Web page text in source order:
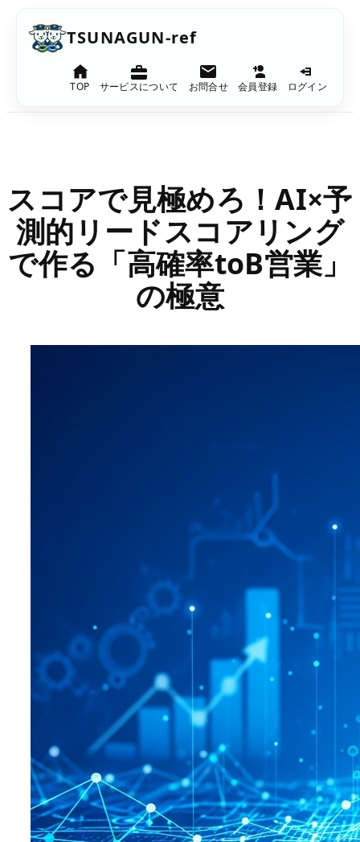
TSUNAGUN-ref
TOP サービスについて お問合せ 会員登録 ログイン
スコアで見極めろ！AI×予
測的リードスコアリング
で作る「高確率toB営業」
の極意